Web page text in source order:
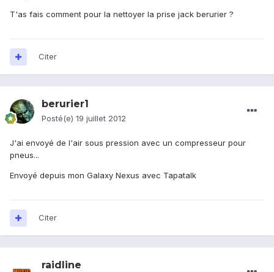
T'as fais comment pour la nettoyer la prise jack berurier ?
Citer
berurier1
Posté(e) 19 juillet 2012
J'ai envoyé de l'air sous pression avec un compresseur pour
pneus...
Envoyé depuis mon Galaxy Nexus avec Tapatalk
Citer
raidline